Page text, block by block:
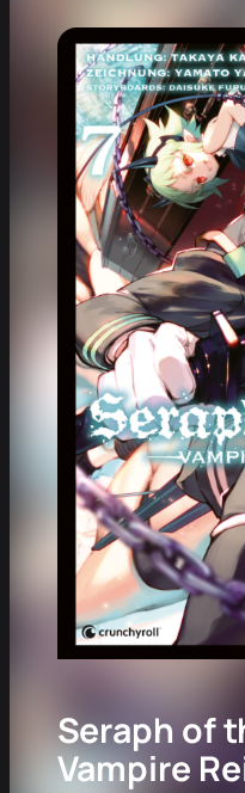
Seraph of
Vampire